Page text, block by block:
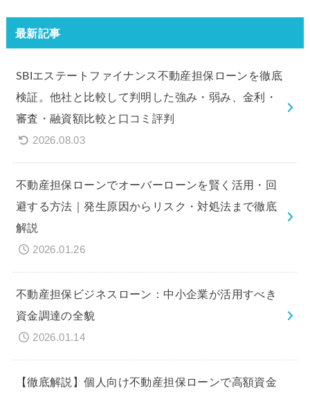
最新記事
SBIエステートファイナンス不動産担保ローンを徹底
検証。他社と比較して判明した強み・弱み、金利・
審査・融資額比較と口コミ評判
2026.08.03
不動産担保ローンでオーバーローンを賢く活用・回
避する方法｜発生原因からリスク・対処法まで徹底
解説
2026.01.26
不動産担保ビジネスローン：中小企業が活用すべき
資金調達の全貌
2026.01.14
【徹底解説】個人向け不動産担保ローンで高額資金